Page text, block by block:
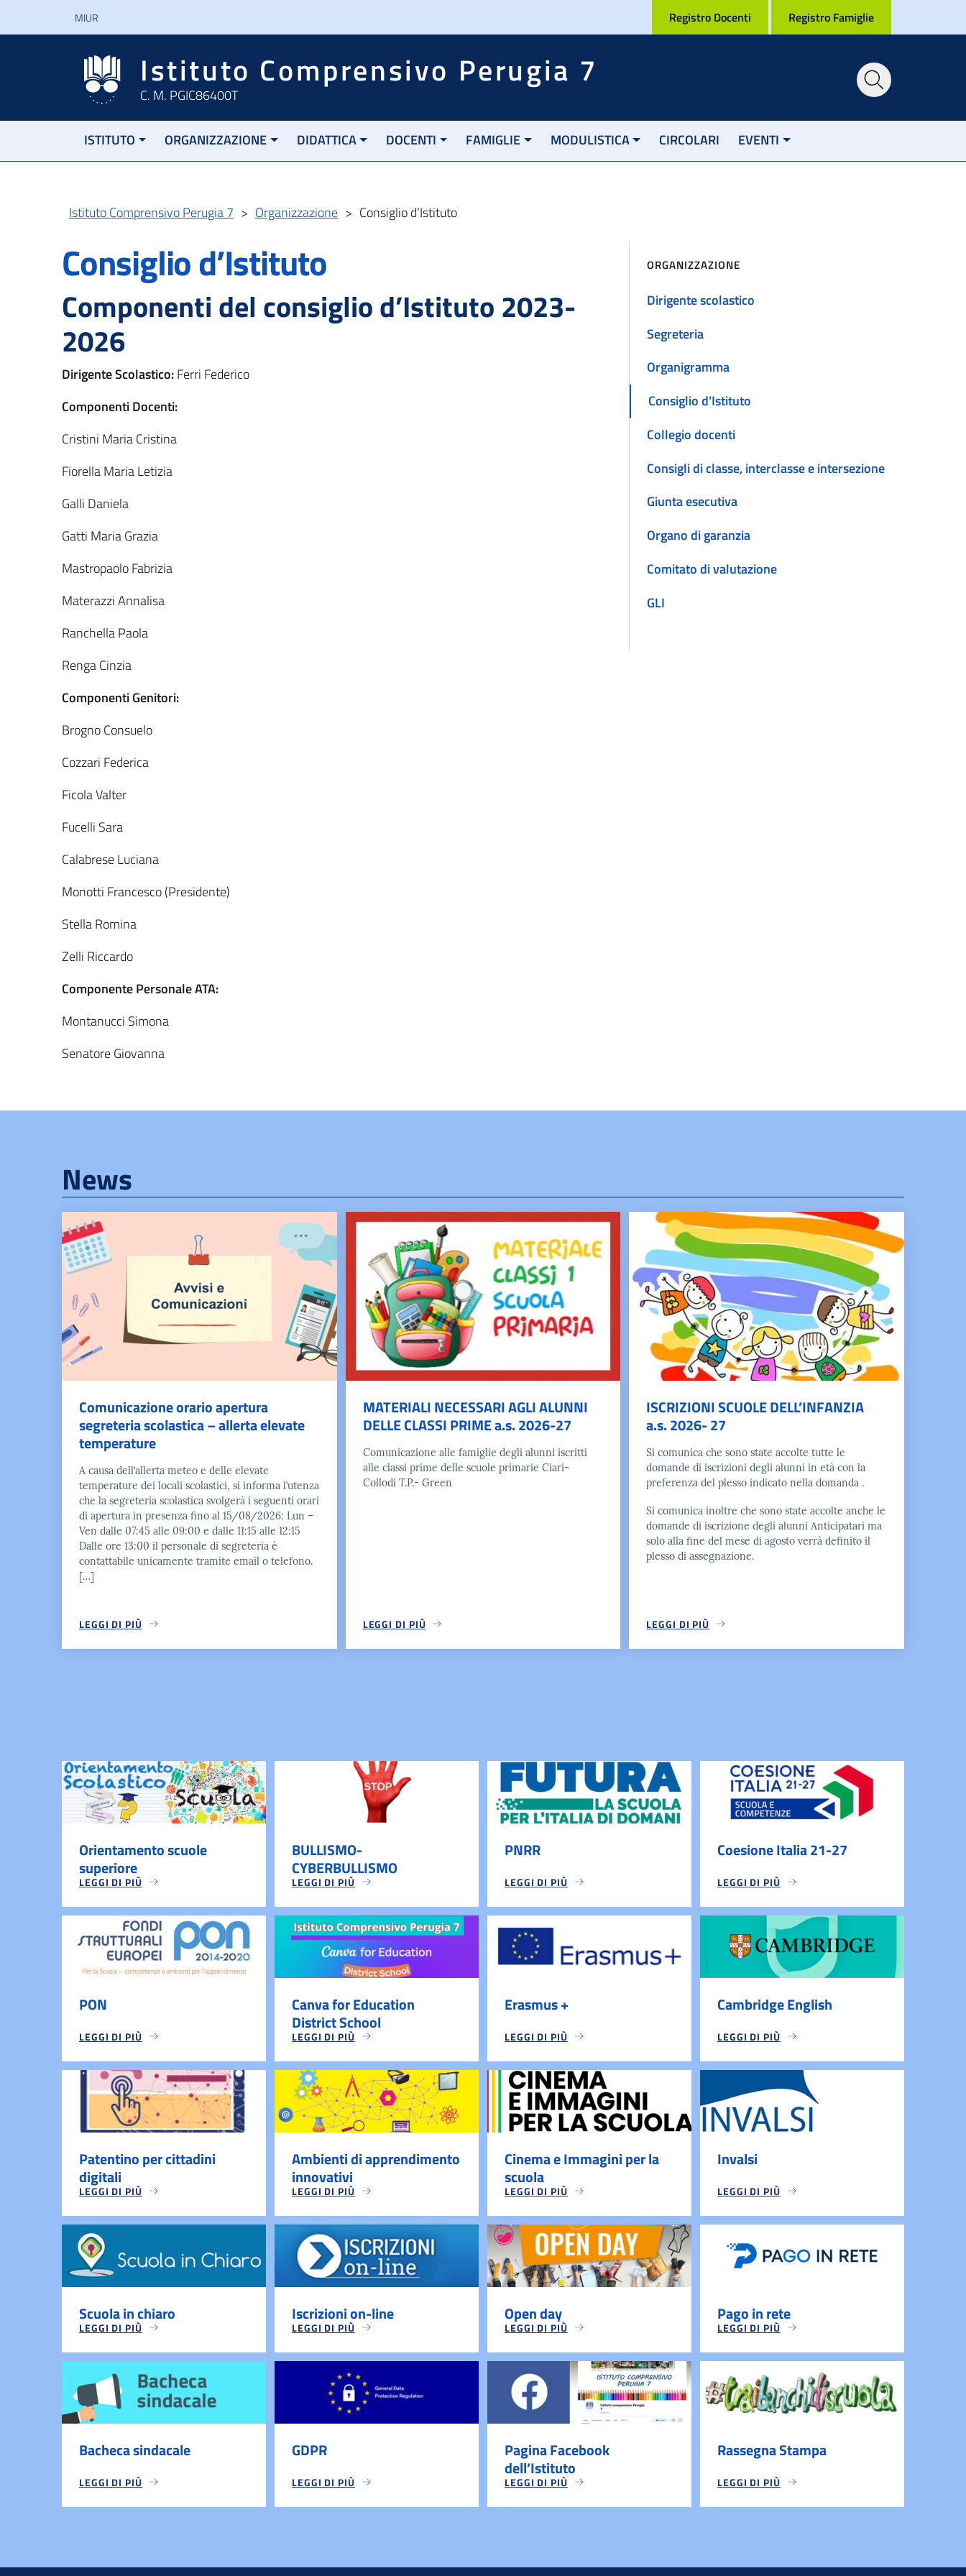
MIUR Registro Docenti Registro Famiglie
Istituto Comprensivo Perugia 7
C. M. PGIC86400T
ISTITUTO ORGANIZZAZIONE DIDATTICA DOCENTI FAMIGLIE MODULISTICA CIRCOLARI EVENTI
Istituto Comprensivo Perugia 7 > Organizzazione > Consiglio d’Istituto
Consiglio d’Istituto
Componenti del consiglio d’Istituto 2023-
2026
Dirigente Scolastico:Ferri Federico
Componenti Docenti:
Cristini Maria Cristina
Fiorella Maria Letizia
Galli Daniela
Gatti Maria Grazia
Mastropaolo Fabrizia
Materazzi Annalisa
Ranchella Paola
Renga Cinzia
Componenti Genitori:
Brogno Consuelo
Cozzari Federica
Ficola Valter
Fucelli Sara
Calabrese Luciana
Monotti Francesco (Presidente)
Stella Romina
Zelli Riccardo
Componente Personale ATA:
Montanucci Simona
Senatore Giovanna
ORGANIZZAZIONE
Dirigente scolastico
Segreteria
Organigramma
Consiglio d’Istituto
Collegio docenti
Consigli di classe, interclasse e intersezione
Giunta esecutiva
Organo di garanzia
Comitato di valutazione
GLI
News
Comunicazione orario apertura
segreteria scolastica – allerta elevate
temperature
A causa dell’allerta meteo e delle elevate
temperature dei locali scolastici, si informa l’utenza
che la segreteria scolastica svolgerà i seguenti orari
di apertura in presenza fino al 15/08/2026: Lun –
Ven dalle 07:45 alle 09:00 e dalle 11:15 alle 12:15
Dalle ore 13:00 il personale di segreteria è
contattabile unicamente tramite email o telefono.
[…]
LEGGI DI PIÙ
MATERIALI NECESSARI AGLI ALUNNI
DELLE CLASSI PRIME a.s. 2026-27
Comunicazione alle famiglie degli alunni iscritti
alle classi prime delle scuole primarie Ciari-
Collodi T.P.- Green
LEGGI DI PIÙ
ISCRIZIONI SCUOLE DELL’INFANZIA
a.s. 2026- 27
Si comunica che sono state accolte tutte le
domande di iscrizioni degli alunni in età con la
preferenza del plesso indicato nella domanda .
Si comunica inoltre che sono state accolte anche le
domande di iscrizione degli alunni Anticipatari ma
solo alla fine del mese di agosto verrà definito il
plesso di assegnazione.
LEGGI DI PIÙ
Orientamento scuole
superiore
LEGGI DI PIÙ
BULLISMO-
CYBERBULLISMO
LEGGI DI PIÙ
PNRR
LEGGI DI PIÙ
Coesione Italia 21-27
LEGGI DI PIÙ
PON
LEGGI DI PIÙ
Canva for Education
District School
LEGGI DI PIÙ
Erasmus +
LEGGI DI PIÙ
Cambridge English
LEGGI DI PIÙ
Patentino per cittadini
digitali
LEGGI DI PIÙ
Ambienti di apprendimento
innovativi
LEGGI DI PIÙ
Cinema e Immagini per la
scuola
LEGGI DI PIÙ
Invalsi
LEGGI DI PIÙ
Scuola in chiaro
LEGGI DI PIÙ
Iscrizioni on-line
LEGGI DI PIÙ
Open day
LEGGI DI PIÙ
Pago in rete
LEGGI DI PIÙ
Bacheca sindacale
LEGGI DI PIÙ
GDPR
LEGGI DI PIÙ
Pagina Facebook
dell’Istituto
LEGGI DI PIÙ
Rassegna Stampa
LEGGI DI PIÙ